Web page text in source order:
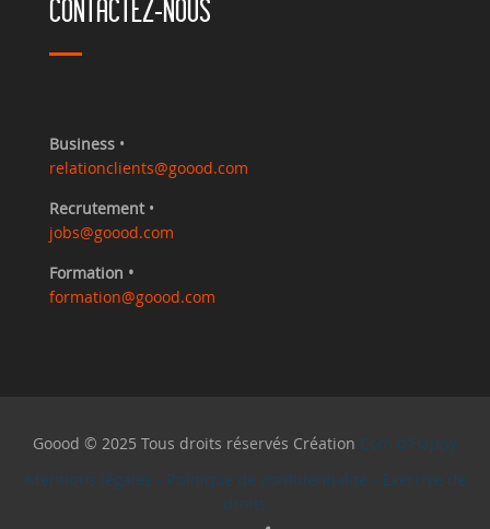
CONTACTEZ-NOUS
Business •
relationclients@goood.com
Recrutement •
jobs@goood.com
Formation •
formation@goood.com
Goood © 2025 Tous droits réservés Création Com d'Happy
Mentions légales - Politique de confidentialité - Exercice de
droits